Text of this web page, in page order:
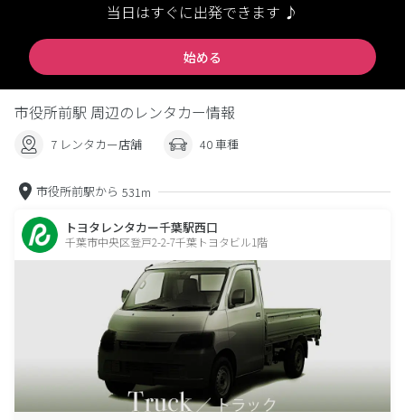
当日はすぐに出発できます ♪
始める
市役所前駅 周辺のレンタカー情報
7 レンタカー店舗 40 車種
市役所前駅から 531m
トヨタレンタカー千葉駅西口
千葉市中央区登戸2-2-7千葉トヨタビル1階